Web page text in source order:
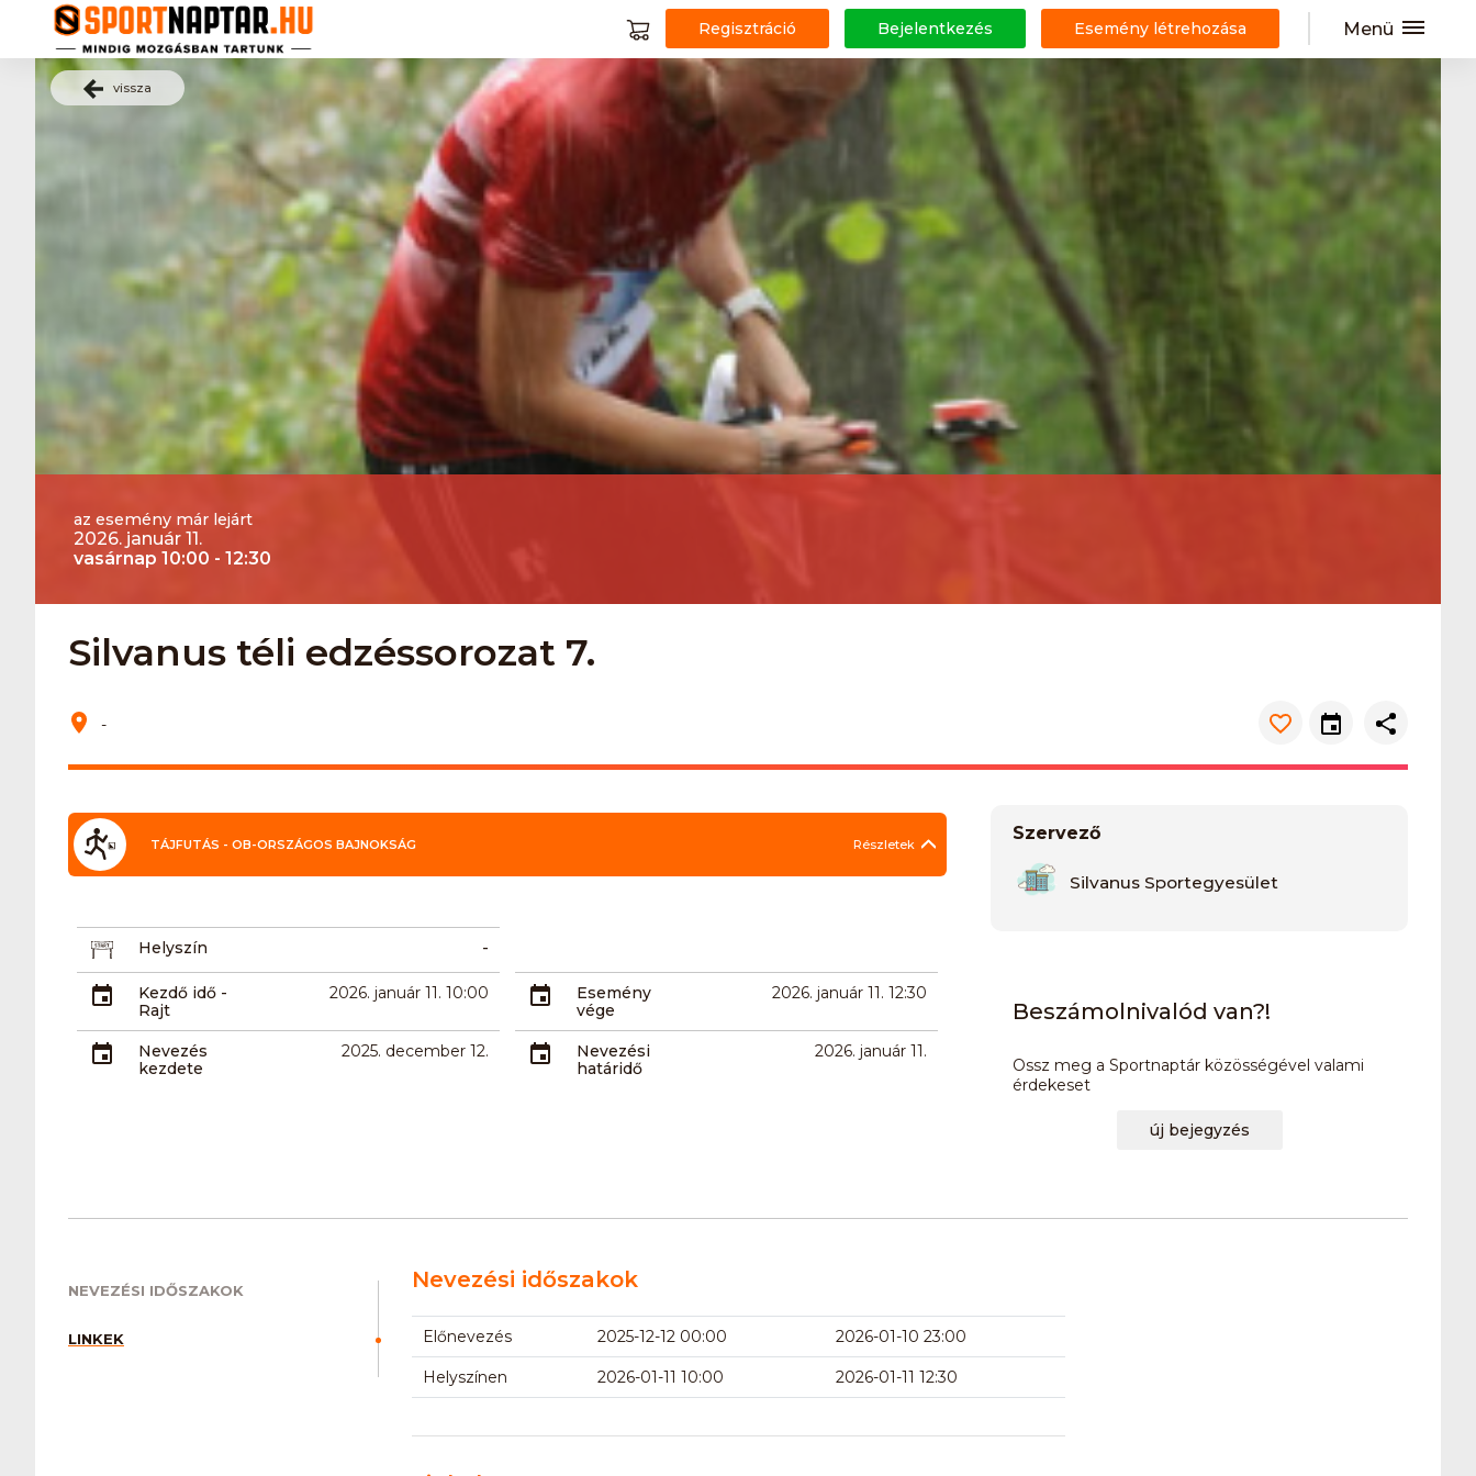
Regisztráció Bejelentkezés Esemény létrehozása Menü
vissza
az esemény már lejárt
2026. január 11.
vasárnap 10:00 - 12:30
Silvanus téli edzéssorozat 7.
-
TÁJFUTÁS - OB-ORSZÁGOS BAJNOKSÁG Részletek
Helyszín -
Kezdő idő -
Rajt
2026. január 11. 10:00
Esemény
vége
2026. január 11. 12:30
Nevezés
kezdete
2025. december 12.
Nevezési
határidő
2026. január 11.
Szervező
Silvanus Sportegyesület
Beszámolnivalód van?!
Ossz meg a Sportnaptár közösségével valami
érdekeset
új bejegyzés
NEVEZÉSI IDŐSZAKOK
LINKEK
Nevezési időszakok
Előnevezés 2025-12-12 00:00 2026-01-10 23:00
Helyszínen 2026-01-11 10:00 2026-01-11 12:30